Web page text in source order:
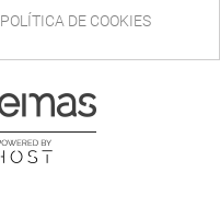
POLÍTICA DE COOKIES